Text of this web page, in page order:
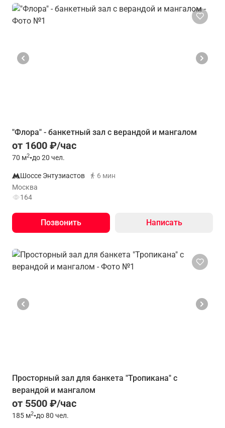
"Флора" - банкетный зал с верандой и мангалом
от 1600 ₽/час
70 м2•до 20 чел.
Шоссе Энтузиастов
6 мин
Москва
164
Позвонить Написать
Просторный зал для банкета "Тропикана" с
верандой и мангалом
от 5500 ₽/час
185 м2•до 80 чел.